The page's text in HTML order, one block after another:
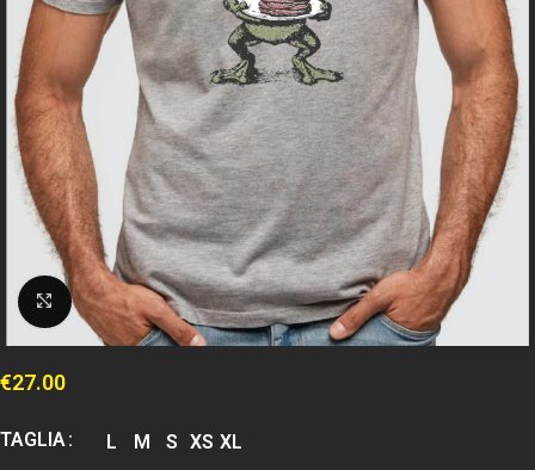
Clicca per espandere
€27.00
TAGLIA L M S XS XL